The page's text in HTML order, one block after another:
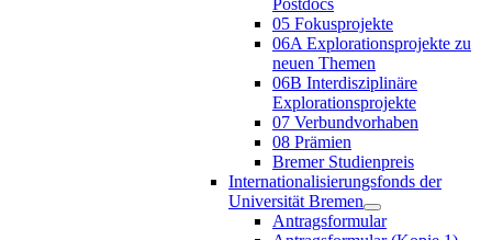
05 Fokusprojekte
06A Explorationsprojekte zu
neuen Themen
06B Interdisziplinäre
Explorationsprojekte
07 Verbundvorhaben
08 Prämien
Bremer Studienpreis
Internationalisierungsfonds der
Universität Bremen
Antragsformular